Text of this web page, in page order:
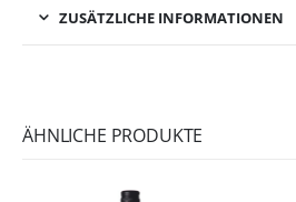
ZUSÄTZLICHE INFORMATIONEN
ÄHNLICHE PRODUKTE